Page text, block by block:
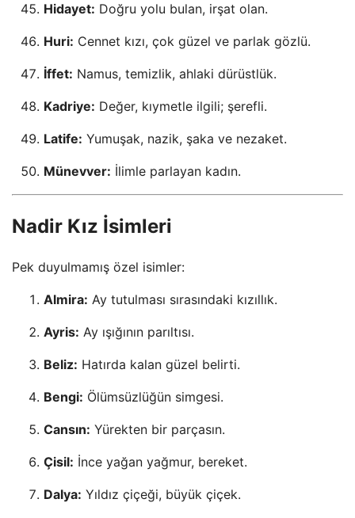
Hidayet: Doğru yolu bulan, irşat olan.
Huri: Cennet kızı, çok güzel ve parlak gözlü.
İffet: Namus, temizlik, ahlaki dürüstlük.
Kadriye: Değer, kıymetle ilgili; şerefli.
Latife: Yumuşak, nazik, şaka ve nezaket.
Münevver: İlimle parlayan kadın.
Nadir Kız İsimleri
Pek duyulmamış özel isimler:
Almira: Ay tutulması sırasındaki kızıllık.
Ayris: Ay ışığının parıltısı.
Beliz: Hatırda kalan güzel belirti.
Bengi: Ölümsüzlüğün simgesi.
Cansın: Yürekten bir parçasın.
Çisil: İnce yağan yağmur, bereket.
Dalya: Yıldız çiçeği, büyük çiçek.